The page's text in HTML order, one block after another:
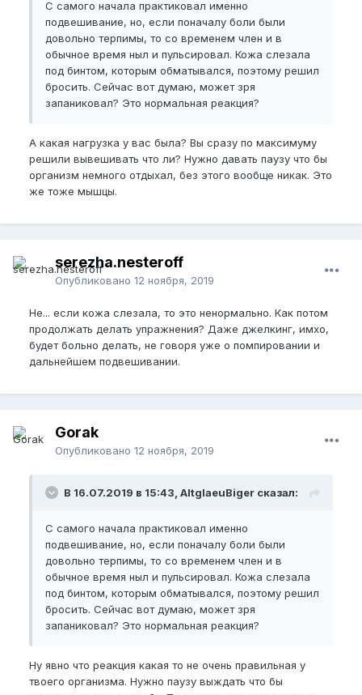
С самого начала практиковал именно
подвешивание, но, если поначалу боли были
довольно терпимы, то со временем член и в
обычное время ныл и пульсировал. Кожа слезала
под бинтом, которым обматывался, поэтому решил
бросить. Сейчас вот думаю, может зря
запаниковал? Это нормальная реакция?
А какая нагрузка у вас была? Вы сразу по максимуму
решили вывешивать что ли? Нужно давать паузу что бы
организм немного отдыхал, без этого вообще никак. Это
же тоже мышцы.
serezha.nesteroff
Опубликовано 12 ноября, 2019
Не... если кожа слезала, то это ненормально. Как потом
продолжать делать упражнения? Даже джелкинг, имхо,
будет больно делать, не говоря уже о помпировании и
дальнейшем подвешивании.
Gorak
Опубликовано 12 ноября, 2019
В 16.07.2019 в 15:43, AltglaeuBiger сказал:
С самого начала практиковал именно
подвешивание, но, если поначалу боли были
довольно терпимы, то со временем член и в
обычное время ныл и пульсировал. Кожа слезала
под бинтом, которым обматывался, поэтому решил
бросить. Сейчас вот думаю, может зря
запаниковал? Это нормальная реакция?
Ну явно что реакция какая то не очень правильная у
твоего организма. Нужно паузу выждать что бы